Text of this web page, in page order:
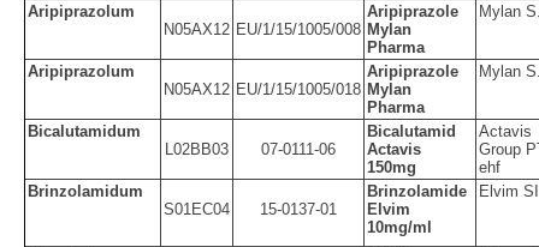
Aripiprazolum
N05AX12 EU/1/15/1005/008
Aripiprazole
Mylan
Pharma
Mylan
Aripiprazolum
N05AX12 EU/1/15/1005/018
Aripiprazole
Mylan
Pharma
Mylan
Bicalutamidum
L02BB03
07-0111-06
Bicalutamid
Actavis
150mg
Actavis
Group
ehf
Brinzolamidum
S01EC04
15-0137-01
Brinzolamide
Elvim
10mg/ml
Elvim